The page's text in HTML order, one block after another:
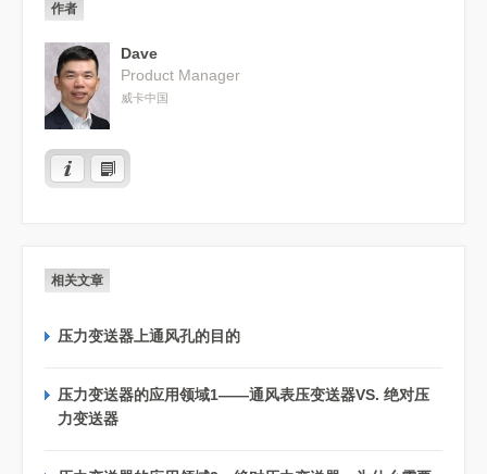
作者
Dave
Product Manager
威卡中国
相关文章
压力变送器上通风孔的目的
压力变送器的应用领域1——通风表压变送器VS. 绝对压
力变送器